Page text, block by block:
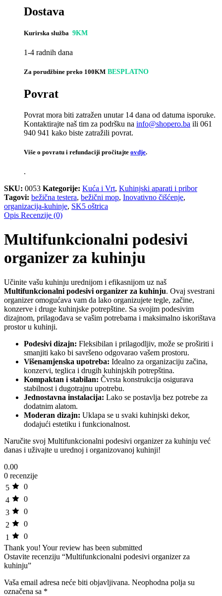
Dostava
Kurirska služba 9KM
1-4 radnih dana
Za porudžbine preko 100KM BESPLATNO
Povrat
Povrat mora biti zatražen unutar 14 dana od datuma isporuke.
Kontaktirajte naš tim za podršku na info@shopero.ba ili 061
940 941 kako biste zatražili povrat.
Više o povratu i refundaciji pročitajte ovdje.
.
SKU: 0053 Kategorije: Kuća i Vrt, Kuhinjski aparati i pribor
Tagovi: bežična testera, bežični mop, Inovativno čišćenje,
organizacija-kuhinje, SK5 oštrica
Opis Recenzije (0)
Multifunkcionalni podesivi
organizer za kuhinju
Učinite vašu kuhinju urednijom i efikasnijom uz naš
Multifunkcionalni podesivi organizer za kuhinju. Ovaj svestrani
organizer omogućava vam da lako organizujete tegle, začine,
konzerve i druge kuhinjske potrepštine. Sa svojim podesivim
dizajnom, prilagođava se vašim potrebama i maksimalno iskorištava
prostor u kuhinji.
Podesivi dizajn: Fleksibilan i prilagodljiv, može se proširiti i
smanjiti kako bi savršeno odgovarao vašem prostoru.
Višenamjenska upotreba: Idealno za organizaciju začina,
konzervi, teglica i drugih kuhinjskih potrepština.
Kompaktan i stabilan: Čvrsta konstrukcija osigurava
stabilnost i dugotrajnu upotrebu.
Jednostavna instalacija: Lako se postavlja bez potrebe za
dodatnim alatom.
Moderan dizajn: Uklapa se u svaki kuhinjski dekor,
dodajući estetiku i funkcionalnost.
Naručite svoj Multifunkcionalni podesivi organizer za kuhinju već
danas i uživajte u urednoj i organizovanoj kuhinji!
0.00
0 recenzije
5
0
4
0
3
0
2
0
1
0
Thank you! Your review has been submitted
Ostavite recenziju “Multifunkcionalni podesivi organizer za
kuhinju”
Vaša email adresa neće biti objavljivana. Neophodna polja su
označena sa *